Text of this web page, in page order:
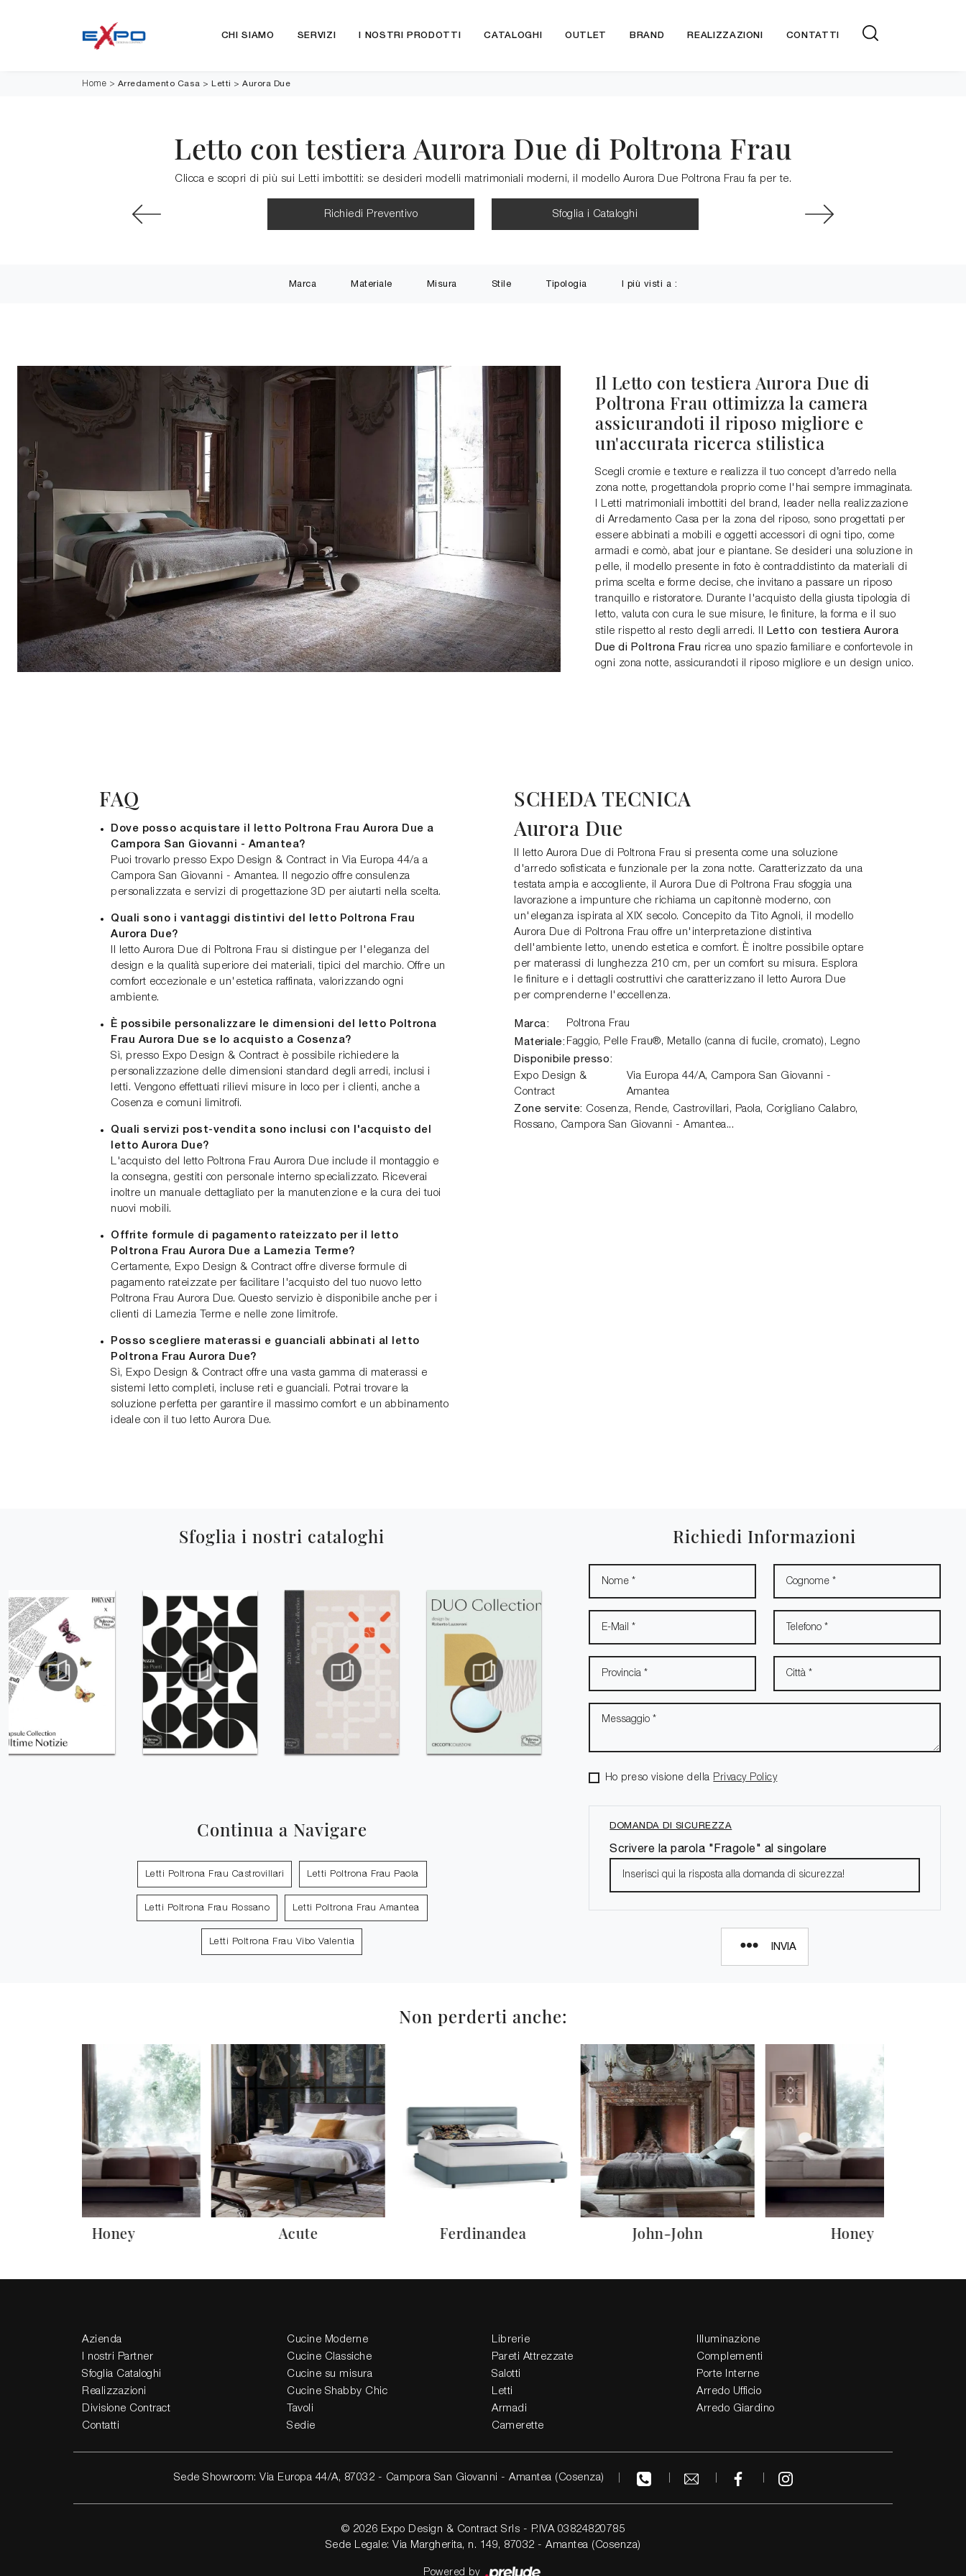
CHI SIAMO SERVIZI I NOSTRI PRODOTTI CATALOGHI OUTLET BRAND REALIZZAZIONI CONTATTI
Home > Arredamento Casa > Letti > Aurora Due
Letto con testiera Aurora Due di Poltrona Frau
Clicca e scopri di più sui Letti imbottiti: se desideri modelli matrimoniali moderni, il modello Aurora Due Poltrona Frau fa per te.
Richiedi Preventivo Sfoglia i Cataloghi
Marca Materiale Misura Stile Tipologia I più visti a :
Il Letto con testiera Aurora Due di
Poltrona Frau ottimizza la camera
assicurandoti il riposo migliore e
un'accurata ricerca stilistica
Scegli cromie e texture e realizza il tuo concept d’arredo nella
zona notte, progettandola proprio come l'hai sempre immaginata.
I Letti matrimoniali imbottiti del brand, leader nella realizzazione
di Arredamento Casa per la zona del riposo, sono progettati per
essere abbinati a mobili e oggetti accessori di ogni tipo, come
armadi e comò, abat jour e piantane. Se desideri una soluzione in
pelle, il modello presente in foto è contraddistinto da materiali di
prima scelta e forme decise, che invitano a passare un riposo
tranquillo e ristoratore. Durante l'acquisto della giusta tipologia di
letto, valuta con cura le sue misure, le finiture, la forma e il suo
stile rispetto al resto degli arredi. Il Letto con testiera Aurora
Due di Poltrona Frau ricrea uno spazio familiare e confortevole in
ogni zona notte, assicurandoti il riposo migliore e un design unico.
FAQ
Dove posso acquistare il letto Poltrona Frau Aurora Due a
Campora San Giovanni - Amantea?
Puoi trovarlo presso Expo Design & Contract in Via Europa 44/a a
Campora San Giovanni - Amantea. Il negozio offre consulenza
personalizzata e servizi di progettazione 3D per aiutarti nella scelta.
Quali sono i vantaggi distintivi del letto Poltrona Frau
Aurora Due?
Il letto Aurora Due di Poltrona Frau si distingue per l'eleganza del
design e la qualità superiore dei materiali, tipici del marchio. Offre un
comfort eccezionale e un'estetica raffinata, valorizzando ogni
ambiente.
È possibile personalizzare le dimensioni del letto Poltrona
Frau Aurora Due se lo acquisto a Cosenza?
Sì, presso Expo Design & Contract è possibile richiedere la
personalizzazione delle dimensioni standard degli arredi, inclusi i
letti. Vengono effettuati rilievi misure in loco per i clienti, anche a
Cosenza e comuni limitrofi.
Quali servizi post-vendita sono inclusi con l'acquisto del
letto Aurora Due?
L'acquisto del letto Poltrona Frau Aurora Due include il montaggio e
la consegna, gestiti con personale interno specializzato. Riceverai
inoltre un manuale dettagliato per la manutenzione e la cura dei tuoi
nuovi mobili.
Offrite formule di pagamento rateizzato per il letto
Poltrona Frau Aurora Due a Lamezia Terme?
Certamente, Expo Design & Contract offre diverse formule di
pagamento rateizzate per facilitare l'acquisto del tuo nuovo letto
Poltrona Frau Aurora Due. Questo servizio è disponibile anche per i
clienti di Lamezia Terme e nelle zone limitrofe.
Posso scegliere materassi e guanciali abbinati al letto
Poltrona Frau Aurora Due?
Sì, Expo Design & Contract offre una vasta gamma di materassi e
sistemi letto completi, incluse reti e guanciali. Potrai trovare la
soluzione perfetta per garantire il massimo comfort e un abbinamento
ideale con il tuo letto Aurora Due.
SCHEDA TECNICA
Aurora Due
Il letto Aurora Due di Poltrona Frau si presenta come una soluzione
d'arredo sofisticata e funzionale per la zona notte. Caratterizzato da una
testata ampia e accogliente, il Aurora Due di Poltrona Frau sfoggia una
lavorazione a impunture che richiama un capitonnè moderno, con
un'eleganza ispirata al XIX secolo. Concepito da Tito Agnoli, il modello
Aurora Due di Poltrona Frau offre un'interpretazione distintiva
dell'ambiente letto, unendo estetica e comfort. È inoltre possibile optare
per materassi di lunghezza 210 cm, per un comfort su misura. Esplora
le finiture e i dettagli costruttivi che caratterizzano il letto Aurora Due
per comprenderne l'eccellenza.
Marca: Poltrona Frau
Materiale: Faggio, Pelle Frau®, Metallo (canna di fucile, cromato), Legno
Disponibile presso:
Expo Design &
Contract
Via Europa 44/A, Campora San Giovanni -
Amantea
Zone servite: Cosenza, Rende, Castrovillari, Paola, Corigliano Calabro,
Rossano, Campora San Giovanni - Amantea...
Sfoglia i nostri cataloghi
Continua a Navigare
Letti Poltrona Frau Castrovillari Letti Poltrona Frau Paola
Letti Poltrona Frau Rossano Letti Poltrona Frau Amantea
Letti Poltrona Frau Vibo Valentia
Richiedi Informazioni
Ho preso visione della Privacy Policy
DOMANDA DI SICUREZZA
Scrivere la parola "Fragole" al singolare
INVIA
Non perderti anche:
Honey Acute Ferdinandea John-John Honey
Azienda
I nostri Partner
Sfoglia Cataloghi
Realizzazioni
Divisione Contract
Contatti
Cucine Moderne
Cucine Classiche
Cucine su misura
Cucine Shabby Chic
Tavoli
Sedie
Librerie
Pareti Attrezzate
Salotti
Letti
Armadi
Camerette
Illuminazione
Complementi
Porte Interne
Arredo Ufficio
Arredo Giardino
Sede Showroom: Via Europa 44/A, 87032 - Campora San Giovanni - Amantea (Cosenza)
© 2026 Expo Design & Contract Srls - P.IVA 03824820785
Sede Legale: Via Margherita, n. 149, 87032 - Amantea (Cosenza)
Powered by